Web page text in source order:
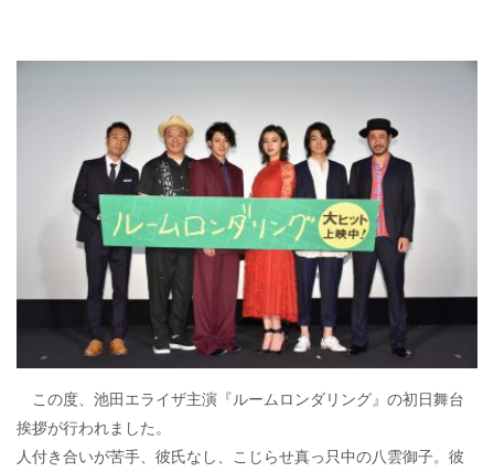
この度、池田エライザ主演『ルームロンダリング』の初日舞台
挨拶が行われました。
人付き合いが苦手、彼氏なし、こじらせ真っ只中の八雲御子。彼